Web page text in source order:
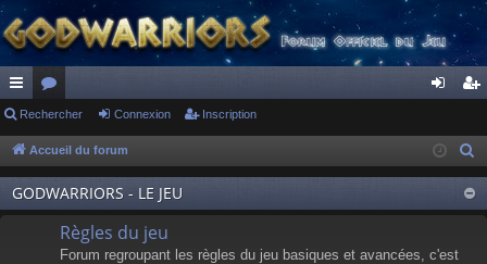
ac
co
ur
ci
or
u
m
s
ne
xi
on
cri
pti
on
Rechercher Connexion Inscription
Accueil du forum
GODWARRIORS - LE JEU
Règles du jeu
Forum regroupant les règles du jeu basiques et avancées, c'est